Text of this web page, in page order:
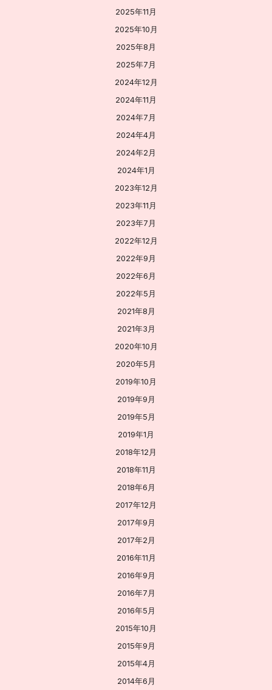
2025年11月
2025年10月
2025年8月
2025年7月
2024年12月
2024年11月
2024年7月
2024年4月
2024年2月
2024年1月
2023年12月
2023年11月
2023年7月
2022年12月
2022年9月
2022年6月
2022年5月
2021年8月
2021年3月
2020年10月
2020年5月
2019年10月
2019年9月
2019年5月
2019年1月
2018年12月
2018年11月
2018年6月
2017年12月
2017年9月
2017年2月
2016年11月
2016年9月
2016年7月
2016年5月
2015年10月
2015年9月
2015年4月
2014年6月